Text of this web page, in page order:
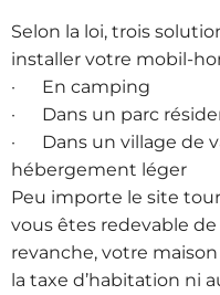
Selon la loi, trois
installer votre mobil-
· En camping
· Dans un parc
· Dans un village de
hébergement léger
Peu importe le site
vous êtes redevable
revanche, votre
la taxe d’habitation ni